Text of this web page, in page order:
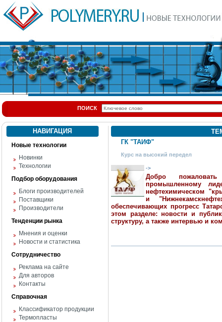
ПОИСК
НАВИГАЦИЯ
Новые технологии
Новинки
Технологии
Подбор оборудования
Блоги производителей
Поставщики
Производители
Тенденции рынка
Мнения и оценки
Новости и статистика
Сотрудничество
Реклама на сайте
Для авторов
Контакты
Справочная
Классификатор продукции
Термопласты
ГК "ТАИФ"
Курс на высокий передел
->
Добро
промышленному
нефтехимическом
и
обеспечивающих прогресс
этом разделе: новости и
структуру, а также интервью и